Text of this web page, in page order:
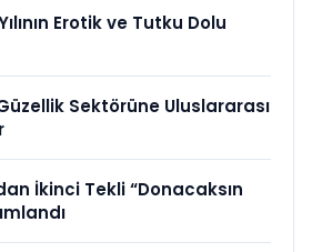
Erotik ve Tutku Dolu
Sektörüne Uluslararası
İkinci Tekli “Donacaksın